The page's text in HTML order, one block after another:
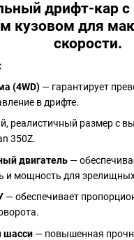
дрифт-кар
кузовом для
скорости.
(4WD) — гарантирует
в дрифте.
реалистичный размер с
350Z.
двигатель —
и мощность для
— обеспечивает
шасси — повышенная